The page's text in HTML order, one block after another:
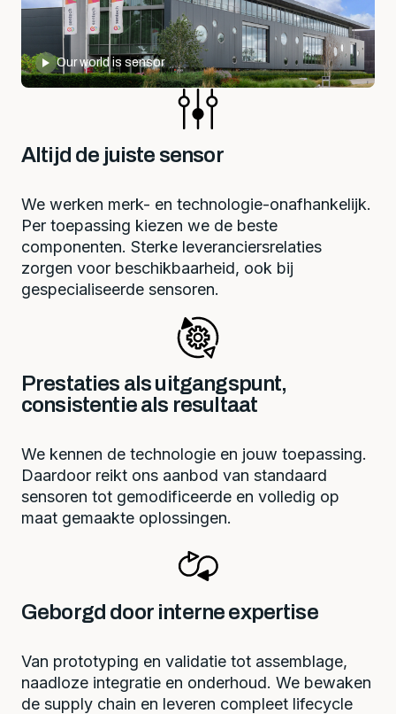
Our world is sensor
Altijd de juiste sensor
We werken merk- en technologie-onafhankelijk.
Per toepassing kiezen we de beste
componenten. Sterke leveranciersrelaties
zorgen voor beschikbaarheid, ook bij
gespecialiseerde sensoren.
Prestaties als uitgangspunt,
consistentie als resultaat
We kennen de technologie en jouw toepassing.
Daardoor reikt ons aanbod van standaard
sensoren tot gemodificeerde en volledig op
maat gemaakte oplossingen.
Geborgd door interne expertise
Van prototyping en validatie tot assemblage,
naadloze integratie en onderhoud. We bewaken
de supply chain en leveren compleet lifecycle